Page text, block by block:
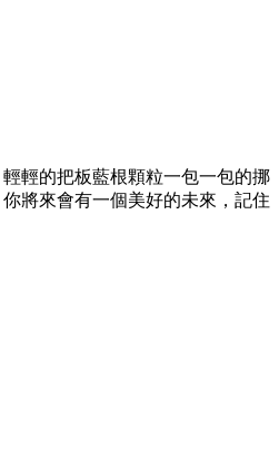
輕的把板藍根顆粒一包一包的挪
將來會有一個美好的未來，記住